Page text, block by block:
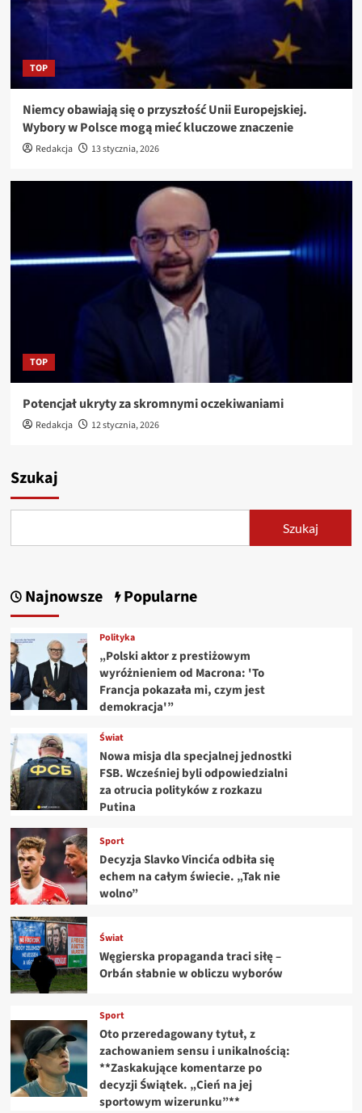
TOP
Niemcy obawiają się o przyszłość Unii Europejskiej.
Wybory w Polsce mogą mieć kluczowe znaczenie
Redakcja 13 stycznia, 2026
TOP
Potencjał ukryty za skromnymi oczekiwaniami
Redakcja 12 stycznia, 2026
Szukaj
Szukaj
Najnowsze Popularne
Polityka
„Polski aktor z prestiżowym
wyróżnieniem od Macrona: 'To
Francja pokazała mi, czym jest
demokracja'”
Świat
Nowa misja dla specjalnej jednostki
FSB. Wcześniej byli odpowiedzialni
za otrucia polityków z rozkazu
Putina
Sport
Decyzja Slavko Vincića odbiła się
echem na całym świecie. „Tak nie
wolno”
Świat
Węgierska propaganda traci siłę –
Orbán słabnie w obliczu wyborów
Sport
Oto przeredagowany tytuł, z
zachowaniem sensu i unikalnością:
**Zaskakujące komentarze po
decyzji Świątek. „Cień na jej
sportowym wizerunku”**